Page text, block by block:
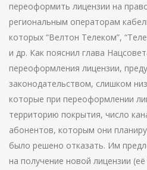
переоформить лицензии на
региональным операторам
которых “Велтон Телеком”,
и др. Как пояснил глава
переоформления лицензии,
законодательством, слишком
которые при переоформлении
территорию покрытия, число
абонентов, которым они
было решено отказать. Им
на получение новой лицензии